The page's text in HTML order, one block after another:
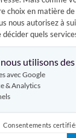
choix en matière de
nous autorisez à
quels
utilisons des
avec Google
& Analytics
Consentements